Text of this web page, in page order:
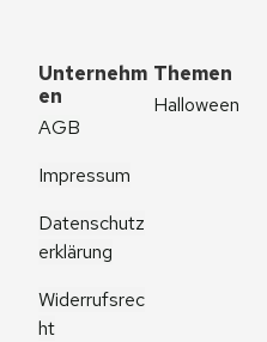
Unternehm
en
AGB
Impressum
Datenschutz
erklärung
Widerrufsrec
ht
Themen
Halloween